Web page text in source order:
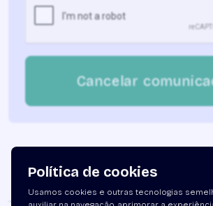
Cancelar
Política de cookies
Usamos cookies e outras tecnologias